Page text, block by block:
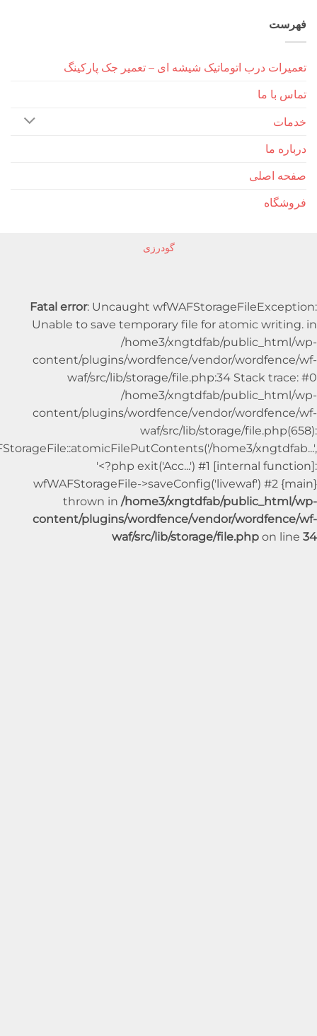
درب اتوماتیک شیشه ای – تعمیر جک پارکینگ
ما
ما
اصلی
Fatal error: Uncaught
Unable to save temporary file for atomic
/home3/xngtdfab/
content/plugins/wordfence/vendor/
waf/src/lib/storage/file.php:34 Stack
/home3/xngtdfab/
content/plugins/wordfence/vendor/
waf/src/lib/storage/
wfWAFStorageFile::atomicFilePutContents('/home3/
'<?php exit('Acc...') #1 [internal
wfWAFStorageFile->saveConfig('livewaf')
thrown in/home3/xngtdfab/
content/plugins/wordfence/vendor/
waf/src/lib/storage/file.phpon